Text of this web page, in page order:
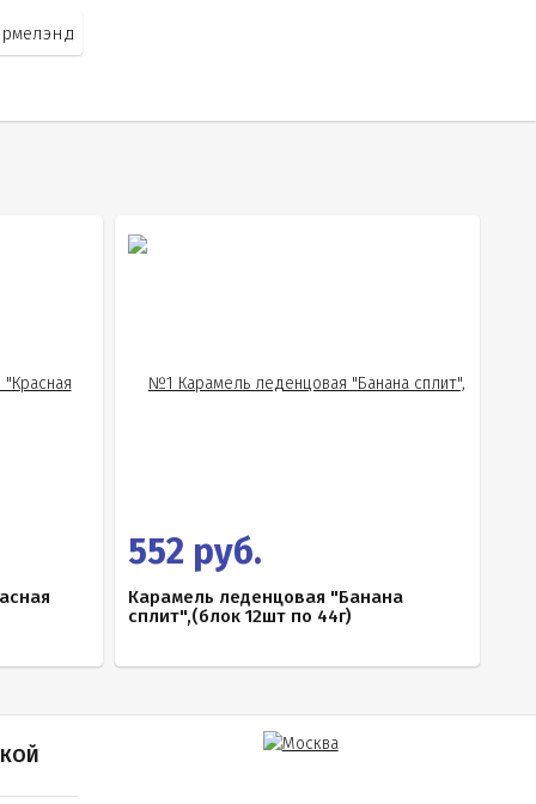
552 руб.
Карамель леденцовая "Банана
сплит",(блок 12шт по 44г)